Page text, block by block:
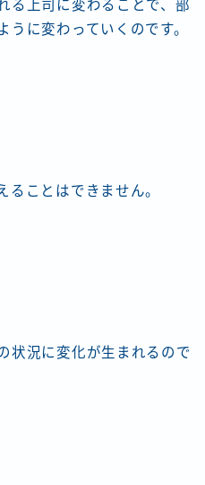
る上司に変わることで、部
に変わっていくのです。
ることはできません。
状況に変化が生まれるので